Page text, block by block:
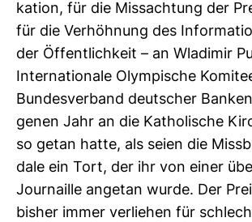
ka­tion, für die Miss­ach­tung der
für die Ver­höh­nung des
der Öffent­lich­keit – an Wla­dimir
Inter­na­tio­nale Olym­pi­sche
Bun­des­ver­band deut­scher
genen Jahr an die Katho­li­sche
so getan hatte, als seien die
dale ein Tort, der ihr von einer
Jour­naille angetan wurde. Der
bisher immer ver­liehen für